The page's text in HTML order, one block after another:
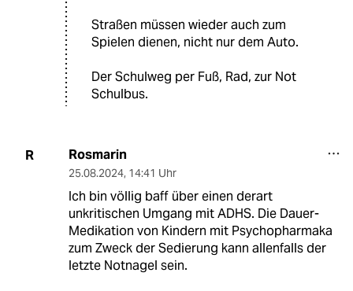
Straßen müssen wieder auch zum
Spielen dienen, nicht nur dem Auto.
Der Schulweg per Fuß, Rad, zur Not
Schulbus.
R Rosmarin
25.08.2024, 14:41 Uhr
Ich bin völlig baff über einen derart
unkritischen Umgang mit ADHS. Die Dauer-
Medikation von Kindern mit Psychopharmaka
zum Zweck der Sedierung kann allenfalls der
letzte Notnagel sein.